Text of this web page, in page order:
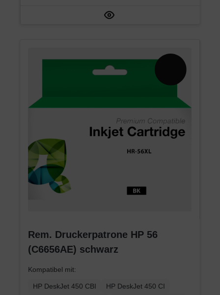
Rem. Druckerpatrone HP 56
(C6656AE) schwarz
Kompatibel mit:
HP DeskJet 450 CBI HP DeskJet 450 CI